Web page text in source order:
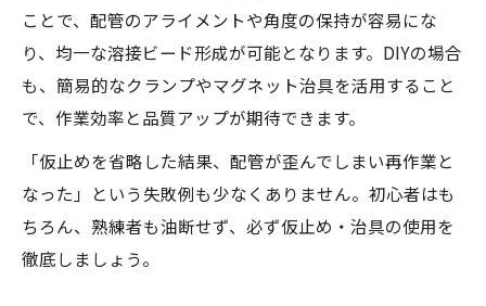
ことで、配管のアライメントや角度の保持が容易にな
り、均一な溶接ビード形成が可能となります。DIYの場合
も、簡易的なクランプやマグネット治具を活用すること
で、作業効率と品質アップが期待できます。
「仮止めを省略した結果、配管が歪んでしまい再作業と
なった」という失敗例も少なくありません。初心者はも
ちろん、熟練者も油断せず、必ず仮止め・治具の使用を
徹底しましょう。